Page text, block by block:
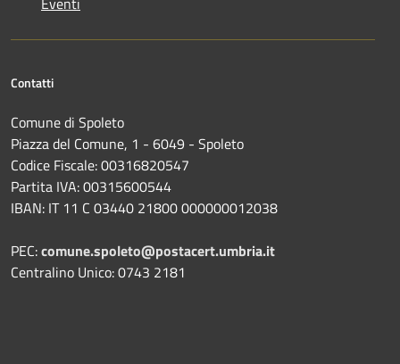
Contatti
Comune di Spoleto
Piazza del Comune, 1 - 6049 - Spoleto
Codice Fiscale: 00316820547
Partita IVA: 00315600544
IBAN: IT 11 C 03440 21800 000000012038
PEC:comune.spoleto@postacert.umbria.it
Centralino Unico: 0743 2181